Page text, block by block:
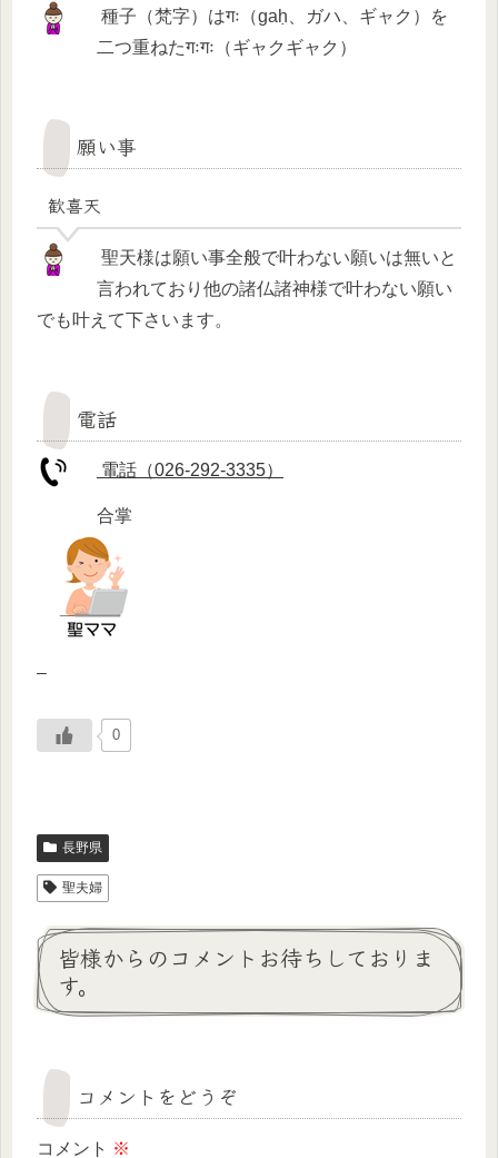
種子（梵字）はगः（gaḥ、ガハ、ギャク）を
二つ重ねたगःगः（ギャクギャク）
願い事
歓喜天
聖天様は願い事全般で叶わない願いは無いと
言われており他の諸仏諸神様で叶わない願い
でも叶えて下さいます。
電話
電話（026-292-3335）
合掌
–
0
長野県
聖夫婦
皆様からのコメントお待ちしておりま
す。
コメントをどうぞ
コメント ※